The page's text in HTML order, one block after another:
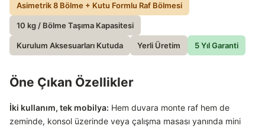
Asimetrik 8 Bölme + Kutu Formlu Raf Bölmesi
10 kg / Bölme Taşıma Kapasitesi
Kurulum Aksesuarları Kutuda Yerli Üretim 5 Yıl Garanti
Öne Çıkan Özellikler
İki kullanım, tek mobilya: Hem duvara monte raf hem de
zeminde, konsol üzerinde veya çalışma masası yanında mini